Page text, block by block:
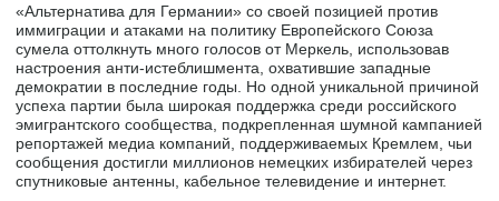
«Альтернатива для Германии» со своей позицией против
иммиграции и атаками на политику Европейского Союза
сумела оттолкнуть много голосов от Меркель, использовав
настроения анти-истеблишмента, охватившие западные
демократии в последние годы. Но одной уникальной причиной
успеха партии была широкая поддержка среди российского
эмигрантского сообщества, подкрепленная шумной кампанией
репортажей медиа компаний, поддерживаемых Кремлем, чьи
сообщения достигли миллионов немецких избирателей через
спутниковые антенны, кабельное телевидение и интернет.